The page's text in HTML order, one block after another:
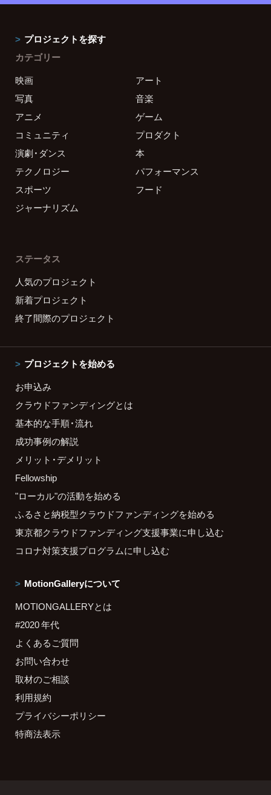
プロジェクトを探す
カテゴリー
映画
アート
写真
音楽
アニメ
ゲーム
コミュニティ
プロダクト
演劇・ダンス
本
テクノロジー
パフォーマンス
スポーツ
フード
ジャーナリズム
ステータス
人気のプロジェクト
新着プロジェクト
終了間際のプロジェクト
プロジェクトを始める
お申込み
クラウドファンディングとは
基本的な手順・流れ
成功事例の解説
メリット・デメリット
Fellowship
"ローカル"の活動を始める
ふるさと納税型クラウドファンディングを始める
東京都クラウドファンディング支援事業に申し込む
コロナ対策支援プログラムに申し込む
MotionGalleryについて
MOTIONGALLERYとは
#2020 年代
よくあるご質問
お問い合わせ
取材のご相談
利用規約
プライバシーポリシー
特商法表示